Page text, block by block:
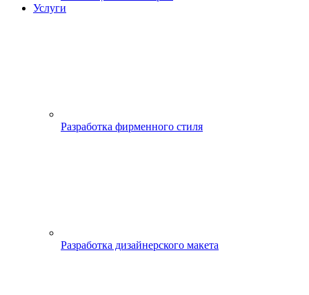
Услуги
Разработка фирменного стиля
Разработка дизайнерского макета